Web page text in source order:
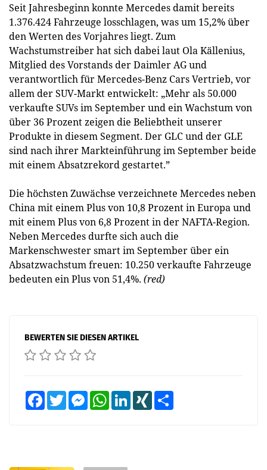
Seit Jahresbeginn konnte Mercedes damit bereits
1.376.424 Fahrzeuge losschlagen, was um 15,2% über
den Werten des Vorjahres liegt. Zum
Wachstumstreiber hat sich dabei laut Ola Källenius,
Mitglied des Vorstands der Daimler AG und
verantwortlich für Mercedes-Benz Cars Vertrieb, vor
allem der SUV-Markt entwickelt: „Mehr als 50.000
verkaufte SUVs im September und ein Wachstum von
über 36 Prozent zeigen die Beliebtheit unserer
Produkte in diesem Segment. Der GLC und der GLE
sind nach ihrer Markteinführung im September beide
mit einem Absatzrekord ­gestartet.”
Die höchsten Zuwächse verzeichnete Mercedes neben
China mit einem Plus von 10,8 Prozent in Europa und
mit einem Plus von 6,8 Prozent in der NAFTA-Region.
Neben Mercedes durfte sich auch die
Markenschwester smart im September über ein
Absatzwachstum freuen: 10.250 verkaufte Fahrzeuge
bedeuten ein Plus von 51,4%. (red)
BEWERTEN SIE DIESEN ARTIKEL
FacebookTwitter MessengerWhatsAppLinkedInXING